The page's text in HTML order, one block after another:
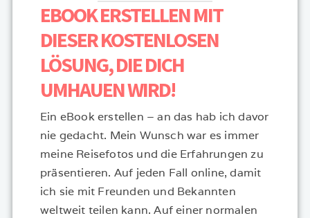
EBOOK ERSTELLEN MIT
DIESER KOSTENLOSEN
LÖSUNG, DIE DICH
UMHAUEN WIRD!
Ein eBook erstellen – an das hab ich davor
nie gedacht. Mein Wunsch war es immer
meine Reisefotos und die Erfahrungen zu
präsentieren. Auf jeden Fall online, damit
ich sie mit Freunden und Bekannten
weltweit teilen kann. Auf einer normalen